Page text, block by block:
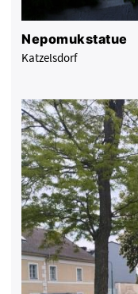
Nepomukstatue
Katzelsdorf